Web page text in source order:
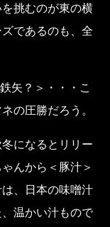
挑むのが東の横
であるのも、全
矢？＞・・・こ
の圧勝だろう。
になるとリリー
んから＜豚汁＞
、日本の味噌汁
温かい汁もので